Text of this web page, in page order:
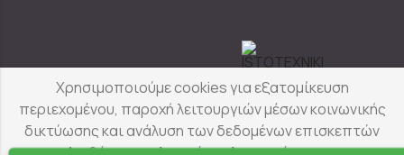
Χρησιμοποιούμε cookies για εξατομίκευση
περιεχομένου, παροχή λειτουργιών μέσων κοινωνικής
δικτύωσης και ανάλυση των δεδομένων επισκεπτών